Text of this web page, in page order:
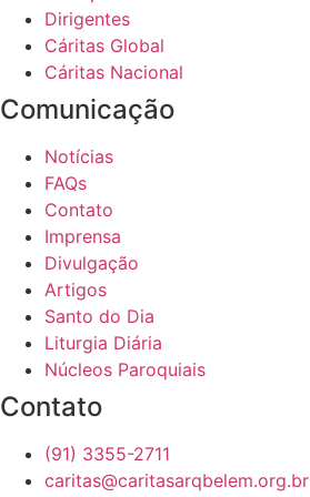
Dirigentes
Cáritas Global
Cáritas Nacional
Comunicação
Notícias
FAQs
Contato
Imprensa
Divulgação
Artigos
Santo do Dia
Liturgia Diária
Núcleos Paroquiais
Contato
(91) 3355-2711
caritas@caritasarqbelem.org.br